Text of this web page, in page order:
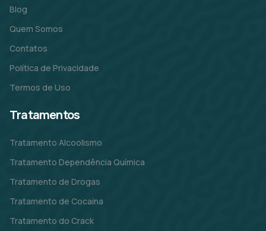
Blog
Quem Somos
Contatos
Política de Privacidade
Termos de Uso
Tratamentos
Tratamento Alcoolismo
Tratamento Dependência Química
Tratamento de Drogas
Tratamento de Cocaína
Tratamento do Crack